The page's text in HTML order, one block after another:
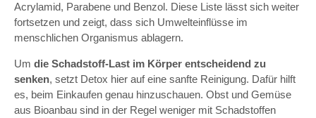
Acrylamid, Parabene und Benzol. Diese Liste lässt sich weiter
fortsetzen und zeigt, dass sich Umwelteinflüsse im
menschlichen Organismus ablagern.
Um die Schadstoff-Last im Körper entscheidend zu
senken, setzt Detox hier auf eine sanfte Reinigung. Dafür hilft
es, beim Einkaufen genau hinzuschauen. Obst und Gemüse
aus Bioanbau sind in der Regel weniger mit Schadstoffen